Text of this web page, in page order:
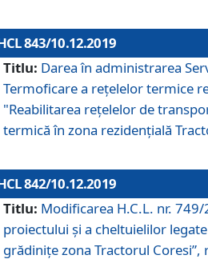
843/10.12.2019
Titlu: Darea în administrarea
Termoficare a rețelelor termice
"Reabilitarea reţelelor de
termică în zona rezidenţială
842/10.12.2019
Titlu: Modificarea H.C.L. nr.
proiectului și a cheltuielilor
grădinițe zona Tractorul Coresi”,